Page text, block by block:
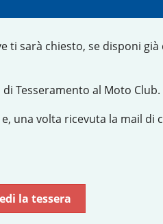
ti sarà chiesto, se disponi
Tesseramento al Moto Club.
una volta ricevuta la mail
la tessera